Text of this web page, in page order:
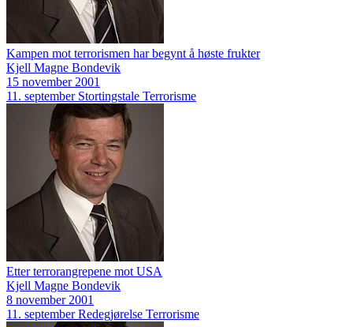
Kampen mot terrorismen har begynt å høste frukter
Kjell Magne Bondevik
15 november 2001
11. september Stortingstale Terrorisme
Etter terrorangrepene mot USA
Kjell Magne Bondevik
8 november 2001
11. september Redegjørelse Terrorisme